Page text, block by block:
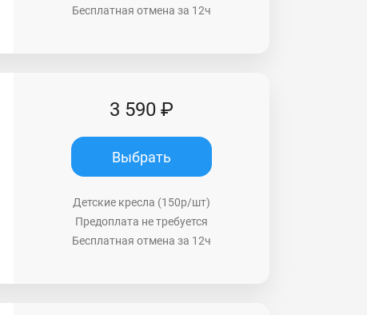
Бесплатная отмена за 12ч
3 590 ₽
Выбрать
Детские кресла (150р/шт)
Предоплата не требуется
Бесплатная отмена за 12ч